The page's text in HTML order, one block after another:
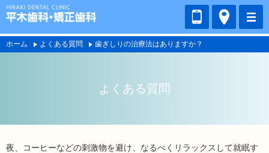
ホーム よくある質問 歯ぎしりの治療法はありますか？
よくある質問
夜、コーヒーなどの刺激物を避け、なるべくリラックスして就眠す